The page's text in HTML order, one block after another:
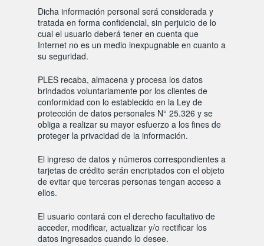
Dicha información personal será considerada y
tratada en forma confidencial, sin perjuicio de lo
cual el usuario deberá tener en cuenta que
Internet no es un medio inexpugnable en cuanto a
su seguridad.
PLES recaba, almacena y procesa los datos
brindados voluntariamente por los clientes de
conformidad con lo establecido en la Ley de
protección de datos personales N° 25.326 y se
obliga a realizar su mayor esfuerzo a los fines de
proteger la privacidad de la información.
El ingreso de datos y números correspondientes a
tarjetas de crédito serán encriptados con el objeto
de evitar que terceras personas tengan acceso a
ellos.
El usuario contará con el derecho facultativo de
acceder, modificar, actualizar y/o rectificar los
datos ingresados cuando lo desee.